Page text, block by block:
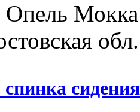
Мокка
обл.
сидения